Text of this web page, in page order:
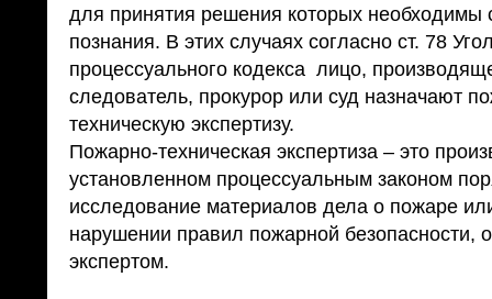
для принятия решения которых необходимы
познания. В этих случаях согласно ст. 78
процессуального кодекса лицо,
следователь, прокурор или суд назначают
техническую экспертизу.
Пожарно-техническая экспертиза – это
установленном процессуальным законом
исследование материалов дела о пожаре
нарушении правил пожарной безопасности,
экспертом.